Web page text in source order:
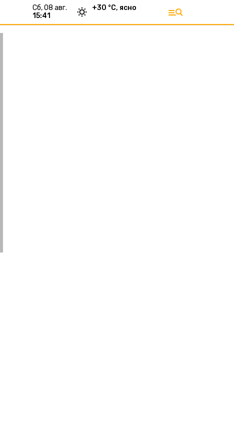
сб, 08 авг.
15:41
+30 °С, ясно